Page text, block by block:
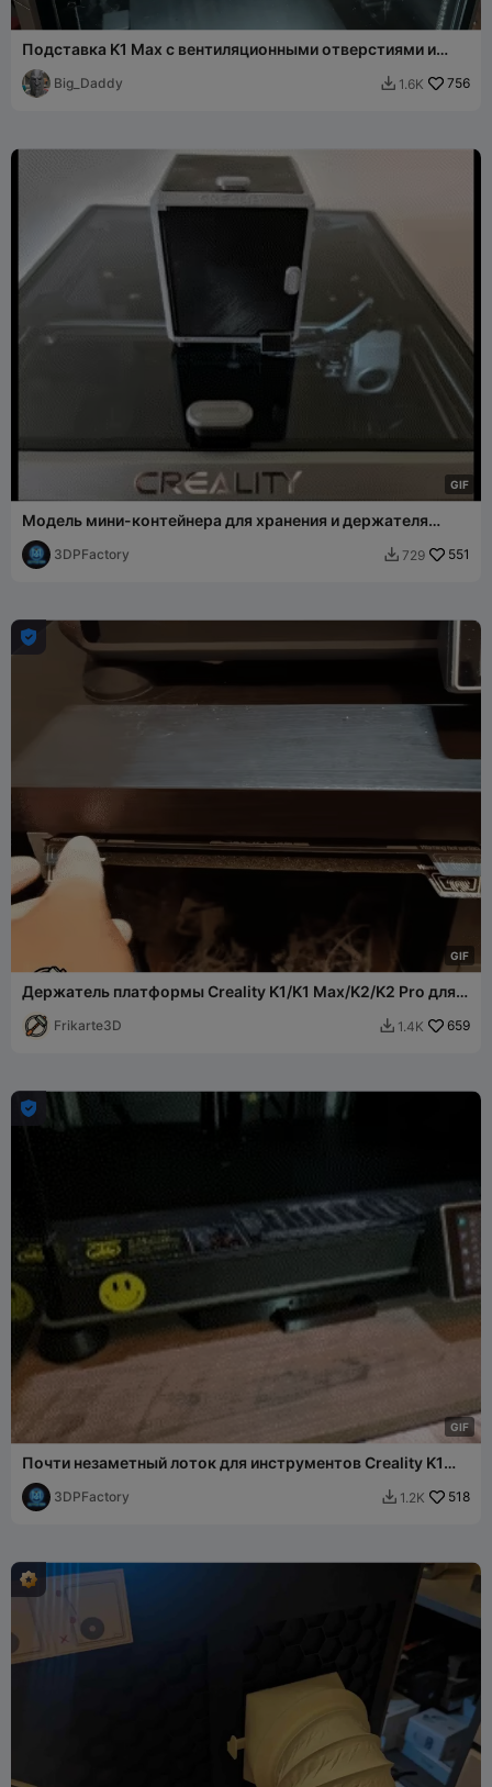
Подставка K1 Max с вентиляционными отверстиями и
подсветкой
Big_Daddy  1.6K 756
GIF
Модель мини-контейнера для хранения и держателя
инструментов Creality K1 Max
3DPFactory  729 551
GIF

Держатель платформы Creality K1/K1 Max/K2/K2 Pro для
Frikarte3D  1.4K 659
GIF

Почти незаметный лоток для инструментов Creality K1
Max, простая печать V3
3DPFactory  1.2K 518